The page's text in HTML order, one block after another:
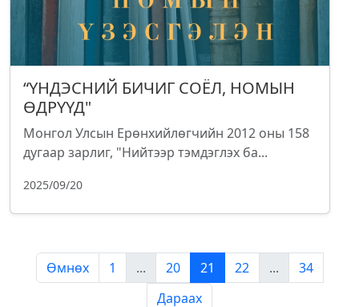
“ҮНДЭСНИЙ БИЧИГ СОЁЛ, НОМЫН
ӨДРҮҮД"
Монгол Улсын Ерөнхийлөгчийн 2012 оны 158
дугаар зарлиг, "Нийтээр тэмдэглэх ба...
2025/09/20
Өмнөх 1 ... 20 21 22 ...
34
Дараах